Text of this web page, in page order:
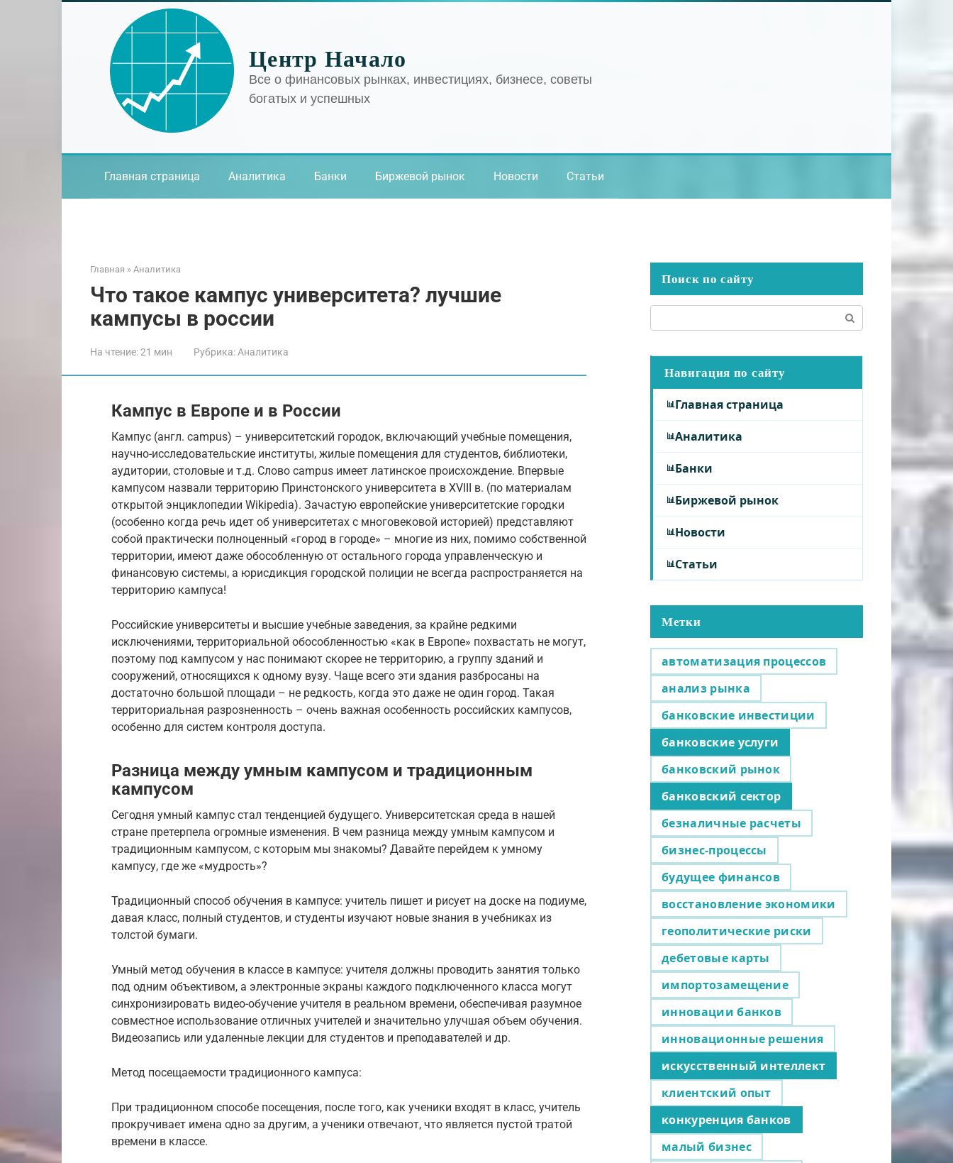
Центр Начало
Все о финансовых рынках, инвестициях, бизнесе, советы
богатых и успешных
Главная страница Аналитика Банки Биржевой рынок Новости Статьи
Главная » Аналитика
Что такое кампус университета? лучшие
кампусы в россии
На чтение:21 мин Рубрика: Аналитика
Кампус в Европе и в России
Кампус (англ. campus) – университетский городок, включающий учебные помещения,
научно-исследовательские институты, жилые помещения для студентов, библиотеки,
аудитории, столовые и т.д. Слово campus имеет латинское происхождение. Впервые
кампусом назвали территорию Принстонского университета в XVIII в. (по материалам
открытой энциклопедии Wikipedia). Зачастую европейские университетские городки
(особенно когда речь идет об университетах с многовековой историей) представляют
собой практически полноценный «город в городе» – многие из них, помимо собственной
территории, имеют даже обособленную от остального города управленческую и
финансовую системы, а юрисдикция городской полиции не всегда распространяется на
территорию кампуса!
Российские университеты и высшие учебные заведения, за крайне редкими
исключениями, территориальной обособленностью «как в Европе» похвастать не могут,
поэтому под кампусом у нас понимают скорее не территорию, а группу зданий и
сооружений, относящихся к одному вузу. Чаще всего эти здания разбросаны на
достаточно большой площади – не редкость, когда это даже не один город. Такая
территориальная разрозненность – очень важная особенность российских кампусов,
особенно для систем контроля доступа.
Разница между умным кампусом и традиционным
кампусом
Сегодня умный кампус стал тенденцией будущего. Университетская среда в нашей
стране претерпела огромные изменения. В чем разница между умным кампусом и
традиционным кампусом, с которым мы знакомы? Давайте перейдем к умному
кампусу, где же «мудрость»?
Традиционный способ обучения в кампусе: учитель пишет и рисует на доске на подиуме,
давая класс, полный студентов, и студенты изучают новые знания в учебниках из
толстой бумаги.
Умный метод обучения в классе в кампусе: учителя должны проводить занятия только
под одним объективом, а электронные экраны каждого подключенного класса могут
синхронизировать видео-обучение учителя в реальном времени, обеспечивая разумное
совместное использование отличных учителей и значительно улучшая объем обучения.
Видеозапись или удаленные лекции для студентов и преподавателей и др.
Метод посещаемости традиционного кампуса:
При традиционном способе посещения, после того, как ученики входят в класс, учитель
прокручивает имена одно за другим, а ученики отвечают, что является пустой тратой
времени в классе.
Поиск по сайту
Навигация по сайту
Главная страница
Аналитика
Банки
Биржевой рынок
Новости
Статьи
Метки
автоматизация процессов
анализ рынка
банковские инвестиции
банковские услуги
банковский рынок
банковский сектор
безналичные расчеты
бизнес-процессы
будущее финансов
восстановление экономики
геополитические риски
дебетовые карты
импортозамещение
инновации банков
инновационные решения
искусственный интеллект
клиентский опыт
конкуренция банков
малый бизнес